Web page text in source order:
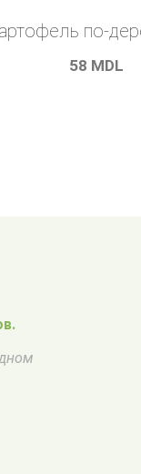
по-
58 MDL